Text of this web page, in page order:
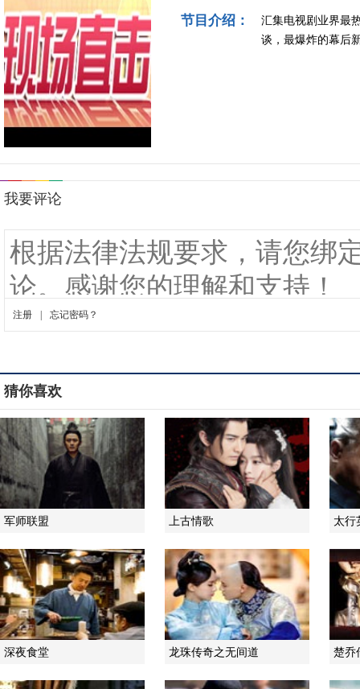
节目介绍：
汇集电视剧业界最
谈，最爆炸的幕后
猜你喜欢
军师联盟 上古情歌 太行
深夜食堂 龙珠传奇之无间道 楚乔